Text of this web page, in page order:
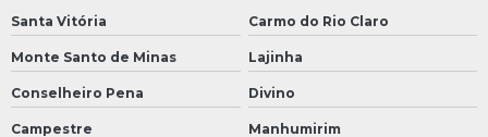
Santa Vitória Carmo do Rio Claro
Monte Santo de Minas Lajinha
Conselheiro Pena Divino
Campestre Manhumirim